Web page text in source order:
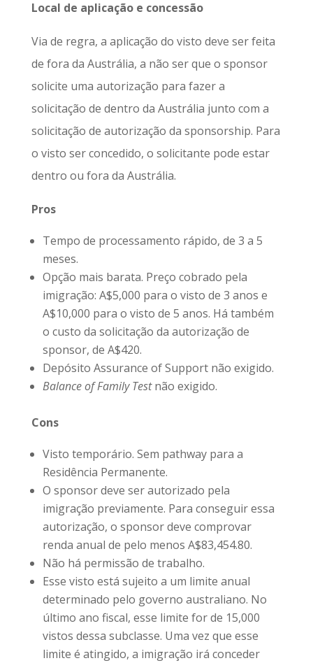
Local de aplicação e concessão
Via de regra, a aplicação do visto deve ser feita
de fora da Austrália, a não ser que o sponsor
solicite uma autorização para fazer a
solicitação de dentro da Austrália junto com a
solicitação de autorização da sponsorship. Para
o visto ser concedido, o solicitante pode estar
dentro ou fora da Austrália.
Pros
Tempo de processamento rápido, de 3 a 5
meses.
Opção mais barata. Preço cobrado pela
imigração: A$5,000 para o visto de 3 anos e
A$10,000 para o visto de 5 anos. Há também
o custo da solicitação da autorização de
sponsor, de A$420.
Depósito Assurance of Support não exigido.
Balance of Family Testnão exigido.
Cons
Visto temporário. Sem pathway para a
Residência Permanente.
O sponsor deve ser autorizado pela
imigração previamente. Para conseguir essa
autorização, o sponsor deve comprovar
renda anual de pelo menos A$83,454.80.
Não há permissão de trabalho.
Esse visto está sujeito a um limite anual
determinado pelo governo australiano. No
último ano fiscal, esse limite for de 15,000
vistos dessa subclasse. Uma vez que esse
limite é atingido, a imigração irá conceder